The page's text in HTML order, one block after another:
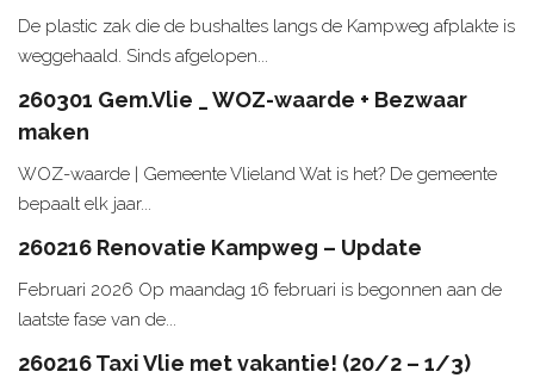
De plastic zak die de bushaltes langs de Kampweg afplakte is
weggehaald. Sinds afgelopen...
260301 Gem.Vlie _ WOZ-waarde + Bezwaar
maken
WOZ-waarde | Gemeente Vlieland Wat is het? De gemeente
bepaalt elk jaar...
260216 Renovatie Kampweg – Update
Februari 2026 Op maandag 16 februari is begonnen aan de
laatste fase van de...
260216 Taxi Vlie met vakantie! (20/2 – 1/3)